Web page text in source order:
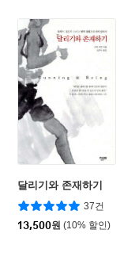
달리기와 존재하기
37건
13,500원 (10% 할인)